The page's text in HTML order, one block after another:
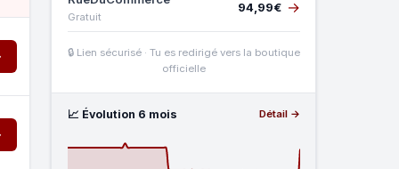
Gratuit
94,99€ →
🔒 Lien sécurisé · Tu es redirigé vers la boutique
officielle
📈 Évolution 6 mois Détail →